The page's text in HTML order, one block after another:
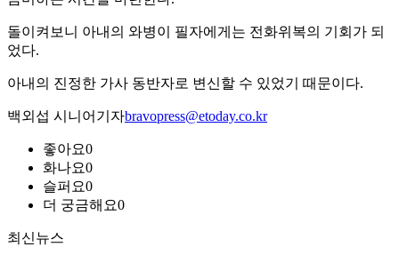
돌이켜보니 아내의 와병이 필자에게는 전화위복의 기회가 되
었다.
아내의 진정한 가사 동반자로 변신할 수 있었기 때문이다.
백외섭 시니어기자bravopress@etoday.co.kr
좋아요0
화나요0
슬퍼요0
더 궁금해요0
최신뉴스